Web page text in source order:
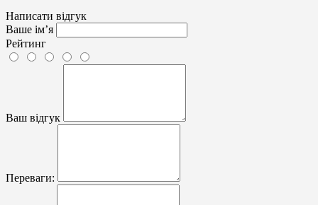
Написати відгук
Ваше ім’я
Рейтинг
Ваш відгук
Переваги: